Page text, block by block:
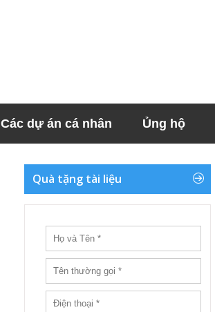
Các dự án cá nhân Ủng hộ
Quà tặng tài liệu